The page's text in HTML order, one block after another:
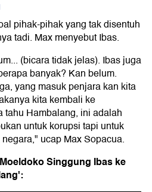
pihak-pihak yang tak disentuh
tadi. Max menyebut Ibas.
(bicara tidak jelas). Ibas juga
banyak? Kan belum.
yang masuk penjara kan kita
kita kembali ke
tahu Hambalang, ini adalah
untuk korupsi tapi untuk
ucap Max Sopacua.
Singgung Ibas ke